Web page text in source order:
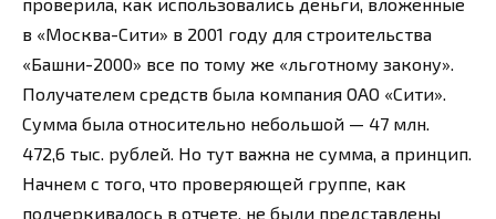
в «Москва-Сити» в 2001 году для строительства
«Башни-2000» все по тому же «льготному закону».
Получателем средств была компания ОАО «Сити».
Сумма была относительно небольшой — 47 млн.
472,6 тыс. рублей. Но тут важна не сумма, а принцип.
Начнем с того, что проверяющей группе, как
подчеркивалось в отчете, не были представлены